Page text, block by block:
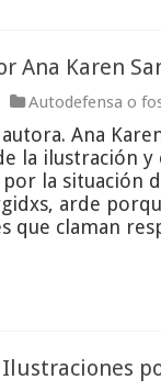
Ana Karen
Autodefensa o
Ana
la ilustración
por la situación
arde
que claman